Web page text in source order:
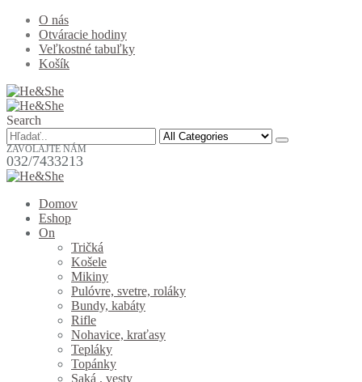
O nás
Otváracie hodiny
Veľkostné tabuľky
Košík
Search
ZAVOLAJTE NÁM
032/7433213
Domov
Eshop
On
Tričká
Košele
Mikiny
Pulóvre, svetre, roláky
Bundy, kabáty
Rifle
Nohavice, kraťasy
Tepláky
Topánky
Saká , vesty